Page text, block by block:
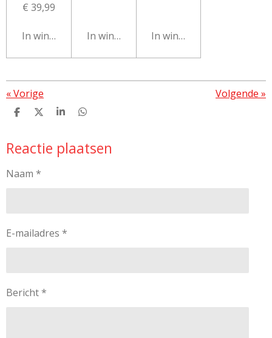
€ 39,99
In winkelwagenIn winkelwagenIn winkelwagen
«Vorige Volgende »
D
e
n
D
l
S
r
e
D
e
n
Reactie plaatsen
Naam *
E-mailadres *
Bericht *